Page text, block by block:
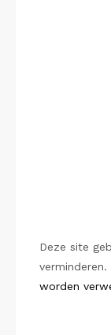
Deze site
verminderen.
worden